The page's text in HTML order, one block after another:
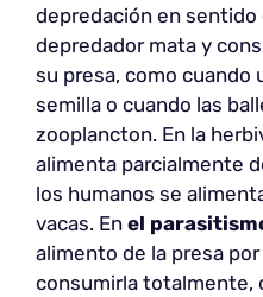
depredación en
depredador mata y
su presa, como cuando
semilla o cuando las
zooplancton. En la
alimenta parcialmente
los humanos se
vacas. En el
alimento de la presa
consumirla totalmente,